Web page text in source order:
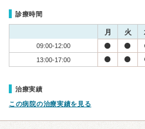
診療時間
月 火
09:00-12:00
13:00-17:00
治療実績
この病院の治療実績を見る